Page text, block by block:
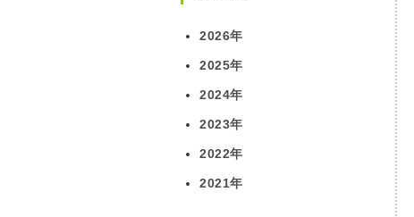
2026年
2025年
2024年
2023年
2022年
2021年